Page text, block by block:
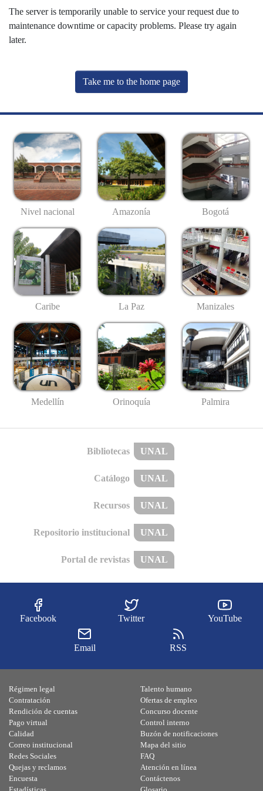
The server is temporarily unable to service your request due to
maintenance downtime or capacity problems. Please try again
later.
Take me to the home page
Nivel nacional Amazonía Bogotá
Caribe La Paz Manizales
Medellín Orinoquía Palmira
Bibliotecas UNAL
Catálogo UNAL
Recursos UNAL
Repositorio institucional UNAL
Portal de revistas UNAL
Facebook Twitter YouTube
Email RSS
Régimen legal
Contratación
Rendición de cuentas
Pago virtual
Calidad
Talento humano
Ofertas de empleo
Concurso docente
Control interno
Buzón de notificaciones
Correo institucional
Redes Sociales
Quejas y reclamos
Encuesta
Mapa del sitio
FAQ
Atención en línea
Contáctenos